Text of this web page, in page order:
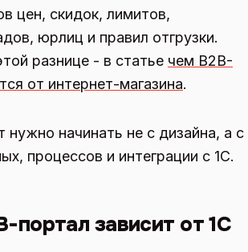
цен, скидок, лимитов,
юрлиц и правил отгрузки.
разнице - в статье чем B2B-
от интернет-магазина.
нужно начинать не с дизайна, а с
процессов и интеграции с 1С.
портал зависит от 1С